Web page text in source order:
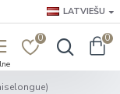
LATVIEŠU
0 0